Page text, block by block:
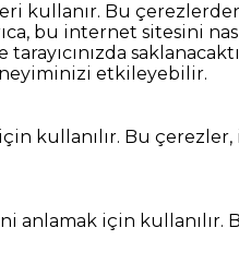
Bu
bu internet sitesini
etkileyebilir.
kullanılır. Bu
için kullanılır.